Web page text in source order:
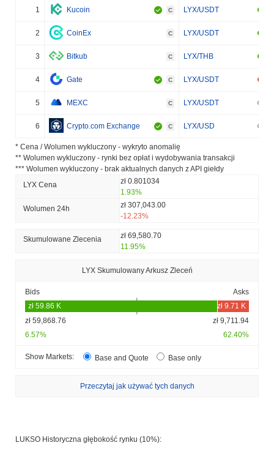
1 Kucoin C LYX/USDT
2 CoinEx C LYX/USDT
3 Bitkub C LYX/THB
4 Gate C LYX/USDT
5 MEXC C LYX/USDT
6 Crypto.com Exchange C LYX/USD
* Cena / Wolumen wykluczony - wykryto anomalię
** Wolumen wykluczony - rynki bez opłat i wydobywania transakcji
*** Wolumen wykluczony - brak aktualnych danych z API giełdy
LYX Cena
zł 0.801034
1.93%
Wolumen 24h
zł 307,043.00
-12.23%
Skumulowane Zlecenia
zł 69,580.70
11.95%
LYX Skumulowany Arkusz Zleceń
Bids Asks
zł 59,868.76
zł 9,711.94
6.57%
62.40%
Show Markets: Base and Quote Base only
Przeczytaj jak używać tych danych
LUKSO Historyczna głębokość rynku (10%):